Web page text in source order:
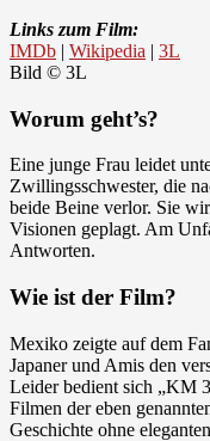
Links zum Film:
IMDb | Wikipedia | 3L
Bild © 3L
Worum geht’s?
Eine junge Frau leidet
Zwillingsschwester, die
beide Beine verlor. Sie
Visionen geplagt. Am
Antworten.
Wie ist der Film?
Mexiko zeigte auf dem
Japaner und Amis den
Leider bedient sich „KM
Filmen der eben
Geschichte ohne